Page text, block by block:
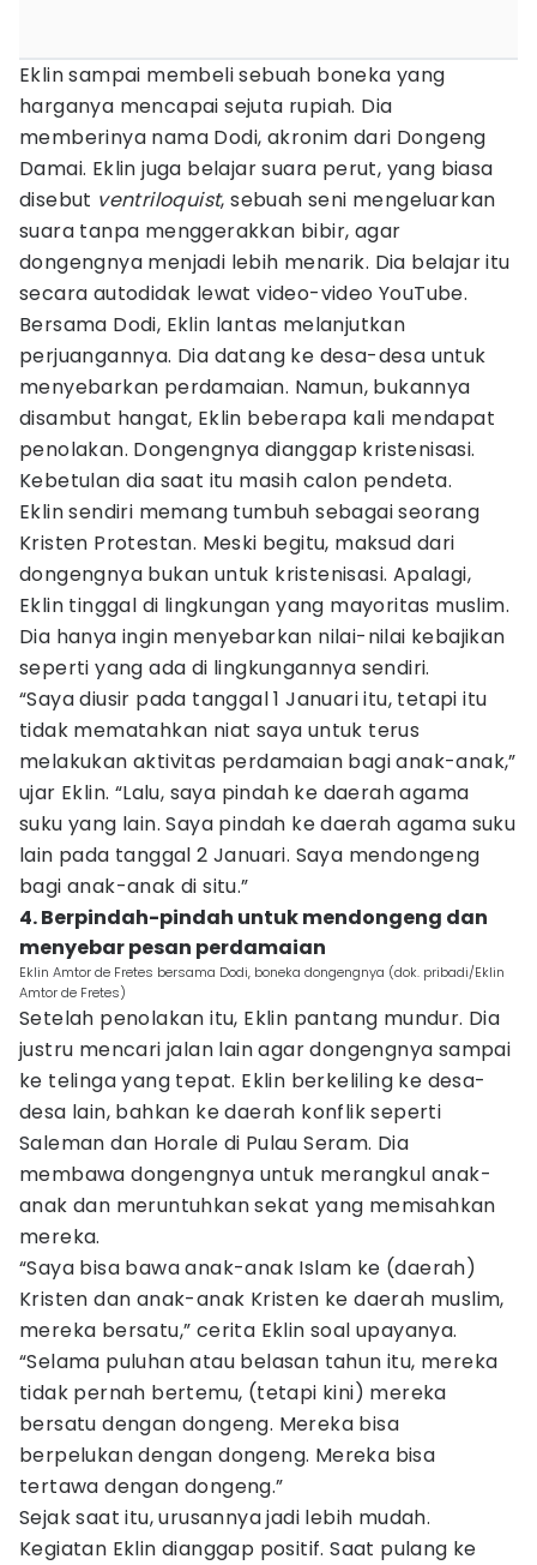
Eklin sampai membeli sebuah boneka yang
harganya mencapai sejuta rupiah. Dia
memberinya nama Dodi, akronim dari Dongeng
Damai. Eklin juga belajar suara perut, yang biasa
disebut ventriloquist, sebuah seni mengeluarkan
suara tanpa menggerakkan bibir, agar
dongengnya menjadi lebih menarik. Dia belajar itu
secara autodidak lewat video-video YouTube.
Bersama Dodi, Eklin lantas melanjutkan
perjuangannya. Dia datang ke desa-desa untuk
menyebarkan perdamaian. Namun, bukannya
disambut hangat, Eklin beberapa kali mendapat
penolakan. Dongengnya dianggap kristenisasi.
Kebetulan dia saat itu masih calon pendeta.
Eklin sendiri memang tumbuh sebagai seorang
Kristen Protestan. Meski begitu, maksud dari
dongengnya bukan untuk kristenisasi. Apalagi,
Eklin tinggal di lingkungan yang mayoritas muslim.
Dia hanya ingin menyebarkan nilai-nilai kebajikan
seperti yang ada di lingkungannya sendiri.
“Saya diusir pada tanggal 1 Januari itu, tetapi itu
tidak mematahkan niat saya untuk terus
melakukan aktivitas perdamaian bagi anak-anak,”
ujar Eklin. “Lalu, saya pindah ke daerah agama
suku yang lain. Saya pindah ke daerah agama suku
lain pada tanggal 2 Januari. Saya mendongeng
bagi anak-anak di situ.”
4. Berpindah-pindah untuk mendongeng dan
menyebar pesan perdamaian
Eklin Amtor de Fretes bersama Dodi, boneka dongengnya (dok. pribadi/Eklin
Amtor de Fretes)
Setelah penolakan itu, Eklin pantang mundur. Dia
justru mencari jalan lain agar dongengnya sampai
ke telinga yang tepat. Eklin berkeliling ke desa-
desa lain, bahkan ke daerah konflik seperti
Saleman dan Horale di Pulau Seram. Dia
membawa dongengnya untuk merangkul anak-
anak dan meruntuhkan sekat yang memisahkan
mereka.
“Saya bisa bawa anak-anak Islam ke (daerah)
Kristen dan anak-anak Kristen ke daerah muslim,
mereka bersatu,” cerita Eklin soal upayanya.
“Selama puluhan atau belasan tahun itu, mereka
tidak pernah bertemu, (tetapi kini) mereka
bersatu dengan dongeng. Mereka bisa
berpelukan dengan dongeng. Mereka bisa
tertawa dengan dongeng.”
Sejak saat itu, urusannya jadi lebih mudah.
Kegiatan Eklin dianggap positif. Saat pulang ke